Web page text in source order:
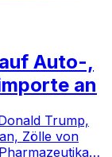
Auto-,
an
Trump,
Zölle von